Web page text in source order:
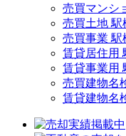
売買マンシ
売買土地 駅
売買事業 駅
賃貸居住用
賃貸事業用
売買建物名
賃貸建物名